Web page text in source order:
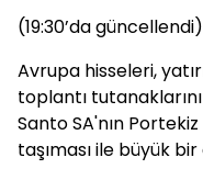
(19:30’da güncellendi)
Avrupa hisseleri,
toplantı
Santo SA'nın
taşıması ile büyük